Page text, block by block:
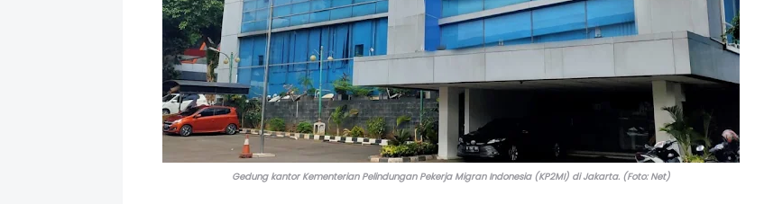
Gedung kantor Kementerian Pelindungan Pekerja Migran Indonesia (KP2MI) di Jakarta. (Foto: Net)